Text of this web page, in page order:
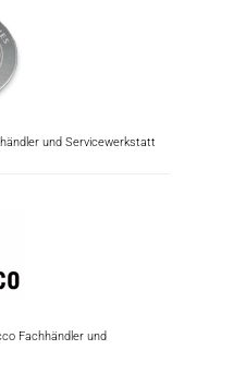
und Servicewerkstatt
Fachhändler und